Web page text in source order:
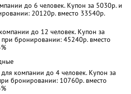
до 6 человек. Купон за 5030р. и
20120р. вместо 33540р.
до 12 человек. Купон за
бронировании: 45240р. вместо
компании до 4 человек. Купон за
бронировании: 10760р. вместо